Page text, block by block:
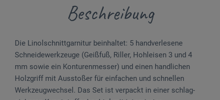
Beschreibung
Die Linolschnittgarnitur beinhaltet: 5 handverlesene
Schneidewerkzeuge (Geißfuß, Riller, Hohleisen 3 und 4
mm sowie ein Konturenmesser) und einen handlichen
Holzgriff mit Ausstoßer für einfachen und schnellen
Werkzeugwechsel. Das Set ist verpackt in einer ­schlag­